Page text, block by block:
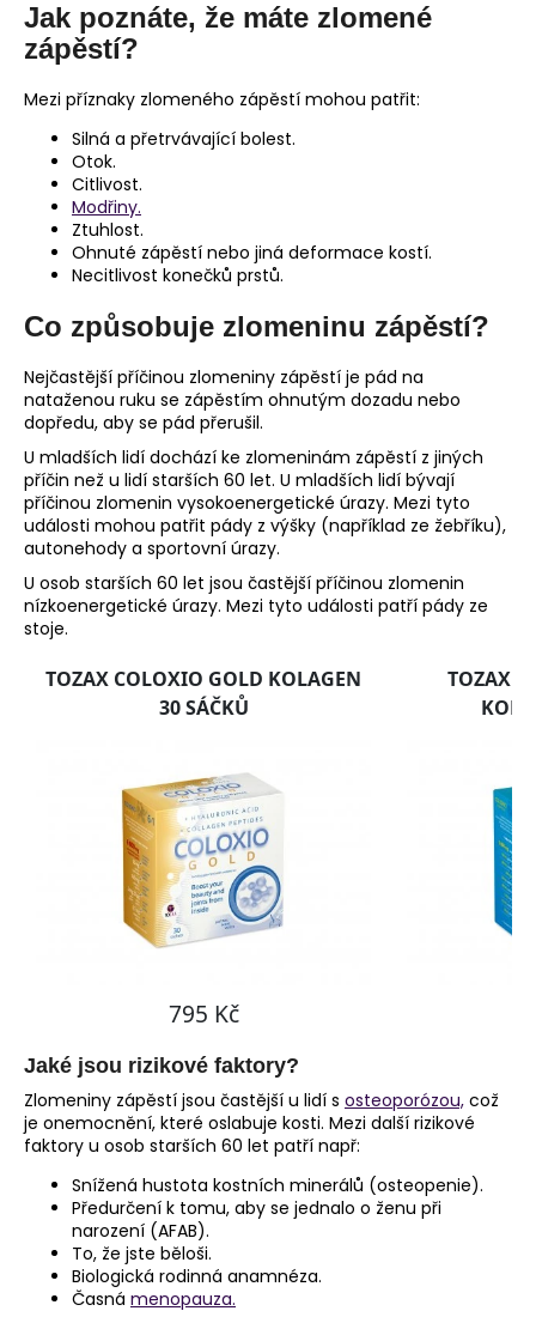
Jak poznáte, že máte zlomené
zápěstí?
Mezi příznaky zlomeného zápěstí mohou patřit:
Silná a přetrvávající bolest.
Otok.
Citlivost.
Modřiny.
Ztuhlost.
Ohnuté zápěstí nebo jiná deformace kostí.
Necitlivost konečků prstů.
Co způsobuje zlomeninu zápěstí?
Nejčastější příčinou zlomeniny zápěstí je pád na
nataženou ruku se zápěstím ohnutým dozadu nebo
dopředu, aby se pád přerušil.
U mladších lidí dochází ke zlomeninám zápěstí z jiných
příčin než u lidí starších 60 let. U mladších lidí bývají
příčinou zlomenin vysokoenergetické úrazy. Mezi tyto
události mohou patřit pády z výšky (například ze žebříku),
autonehody a sportovní úrazy.
U osob starších 60 let jsou častější příčinou zlomenin
nízkoenergetické úrazy. Mezi tyto události patří pády ze
stoje.
Jaké jsou rizikové faktory?
Zlomeniny zápěstí jsou častější u lidí s osteoporózou, což
je onemocnění, které oslabuje kosti. Mezi další rizikové
faktory u osob starších 60 let patří např:
Snížená hustota kostních minerálů (osteopenie).
Předurčení k tomu, aby se jednalo o ženu při
narození (AFAB).
To, že jste běloši.
Biologická rodinná anamnéza.
Časná menopauza.